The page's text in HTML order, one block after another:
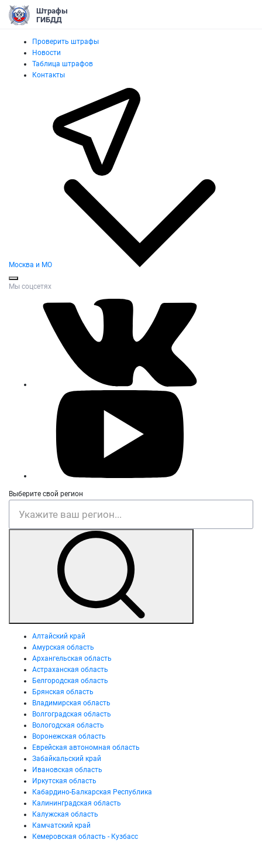
Штрафы
ГИБДД
Проверить штрафы
Новости
Таблица штрафов
Контакты
Москва и МО
Мы соцсетях
Выберите свой регион
Алтайский край
Амурская область
Архангельская область
Астраханская область
Белгородская область
Брянская область
Владимирская область
Волгоградская область
Вологодская область
Воронежская область
Еврейская автономная область
Забайкальский край
Ивановская область
Иркутская область
Кабардино-Балкарская Республика
Калининградская область
Калужская область
Камчатский край
Кемеровская область - Кузбасс